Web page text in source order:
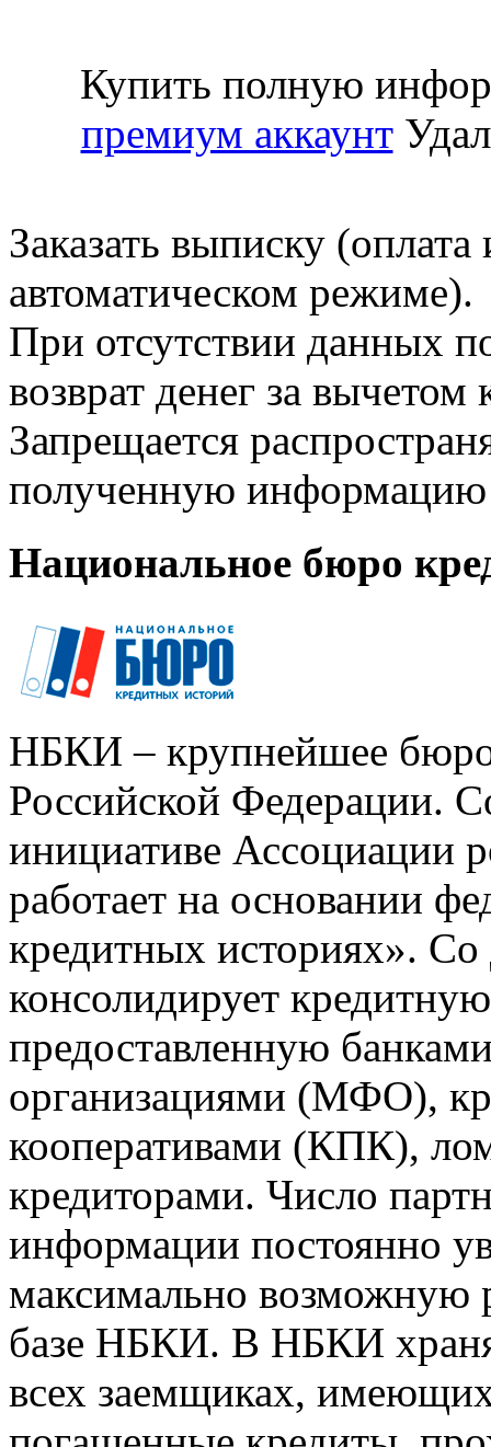
Купить полную
премиум аккаунт
Заказать выписку
автоматическом режиме).
При отсутствии данных
возврат денег за
Запрещается
полученную информацию
Национальное бюро
НБКИ – крупнейшее
Российской Федерации.
инициативе Ассоциации
работает на основании
кредитных историях».
консолидирует
предоставленную
организациями (МФО),
кооперативами (КПК),
кредиторами. Число
информации постоянно
максимально возможную
базе НБКИ. В НБКИ
всех заемщиках,